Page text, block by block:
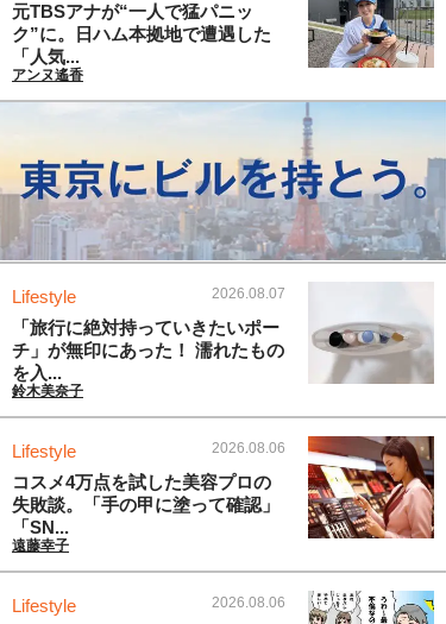
元TBSアナが“一人で猛パニッ
ク”に。日ハム本拠地で遭遇した
「人気...
アンヌ遙香
Lifestyle 2026.08.07
「旅行に絶対持っていきたいポー
チ」が無印にあった！ 濡れたもの
を入...
鈴木美奈子
Lifestyle 2026.08.06
コスメ4万点を試した美容プロの
失敗談。「手の甲に塗って確認」
「SN...
遠藤幸子
Lifestyle 2026.08.06